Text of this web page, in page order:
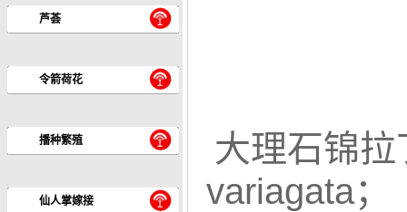
芦荟
令箭荷花
播种繁殖
仙人掌嫁接
大理石锦
variagata；